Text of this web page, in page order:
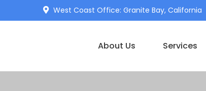
West Coast Office: Granite Bay, California
About Us Services